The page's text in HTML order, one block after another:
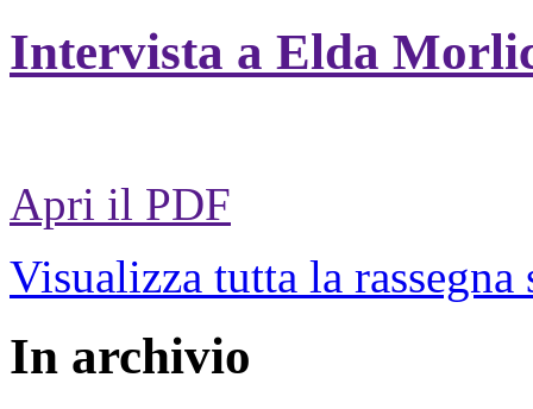
Intervista a Elda
Apri il PDF
Visualizza tutta la rassegna
In archivio